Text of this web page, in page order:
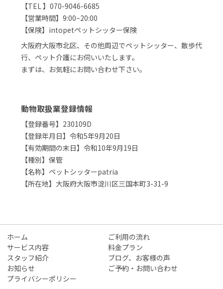
【TEL 】070-9046-6685
【営業時間】9:00~20:00
【保険】intopetペットシッター保険
大阪府大阪市北区、その他周辺でペットシッター、散歩代
行、ペット介護にお伺いいたします。
まずは、お気軽にお問い合わせ下さい。
動物取扱業登録情報
【登録番号】230109D
【登録年月日】令和5年9月20日
【有効期間の末日】令和10年9月19日
【種別】保管
【名称】ペットシッターpatria
【所在地】大阪府大阪市淀川区三国本町3-31-9
ホーム
ご利用の流れ
サービス内容
料金プラン
スタッフ紹介
ブログ、お客様の声
お知らせ
ご予約・お問い合わせ
プライバシーポリシー